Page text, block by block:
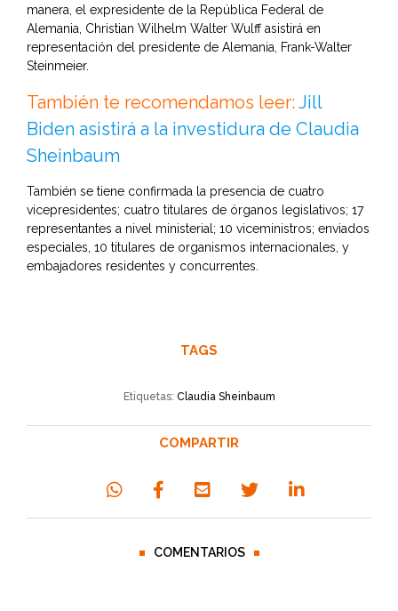
manera, el expresidente de la República Federal de
Alemania, Christian Wilhelm Walter Wulff asistirá en
representación del presidente de Alemania, Frank-Walter
Steinmeier.
También te recomendamos leer:Jill
Biden asistirá a la investidura de Claudia
Sheinbaum
También se tiene confirmada la presencia de cuatro
vicepresidentes; cuatro titulares de órganos legislativos; 17
representantes a nivel ministerial; 10 viceministros; enviados
especiales, 10 titulares de organismos internacionales, y
embajadores residentes y concurrentes.
TAGS
Etiquetas: Claudia Sheinbaum
COMPARTIR
COMENTARIOS